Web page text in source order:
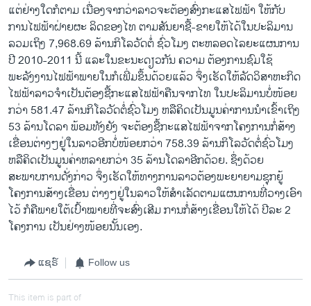
ແຕ່ຢ່າງໃດກໍຕາມ ເນື່ອງຈາກວ່າລາວຈະຕ້ອງສົ່ງກະແສໄຟຟ້າ ໃຫ້ກັບ
ການໄຟຟ້າຝ່າຍຜະ ລິດຂອງໄທ ຕາມສັນຍາຊື້-ຂາຍໃຫ້ໄດ້ໃນປະລິມານ
ລວມເຖິງ 7,968.69 ລ້ານກິໂລວັດຕໍ່ ຊົ່ວໂມງ ຕະຫລອດໄລຍະແຜນການ
ປີ 2010-2011 ນີ້ ແລະໃນຂະນະດຽວກັນ ຄວາມ ຕ້ອງການຊົມໃຊ້
ພະລັງງານໄຟຟ້າພາຍໃນກໍເພີ່ມຂຶ້ນດ້ວຍແລ້ວ ຈຶ່ງເຮັດໃຫ້ລັດວິສາຫະກິດ
ໄຟຟ້າລາວຈໍາເປັນຕ້ອງຊື້ກະແສໄຟຟ້າຄືນຈາກໄທ ໃນປະລິມານບໍ່ໜ້ອຍ
ກວ່າ 581.47 ລ້ານກິໂລວັດຕໍ່ຊົ່ວໂມງ ຫລືຄິດເປັນມູນຄ່າການນໍາເຂົ້າເຖິງ
53 ລ້ານໂດລາ ພ້ອມທັງຍັງ ຈະຕ້ອງຊື້ກະແສໄຟຟ້າຈາກໂຄງການກໍ່ສ້າງ
ເຂື່ອນຕ່າງໆຢູ່ໃນລາວອີກບໍ່ໜ້ອຍກວ່າ 758.39 ລ້ານກິໂລວັດຕໍ່ຊົ່ວໂມງ
ຫລືຄິດເປັນມູນຄ່າຫລາຍກວ່າ 35 ລ້ານໂດລາອີກດ້ວຍ. ຊຶ່ງດ້ວຍ
ສະພາບການດັ່ງກ່າວ ຈຶ່ງເຮັດໃຫ້ທາງການລາວຕ້ອງພະຍາຍາມຊຸກຍູ້
ໂຄງການສ້າງເຂື່ອນ ຕ່າງໆຢູ່ໃນລາວໃຫ້ສໍາເລັດຕາມແຜນການທີ່ວາງເອົາ
ໄວ້ ກໍຄືພາຍໃຕ້ເປົ້າໝາຍທີ່ຈະສົ່ງເສີມ ການກໍ່ສ້າງເຂື່ອນໃຫ້ໄດ້ ປີລະ 2
ໂຄງການ ເປັນຢ່າງໜ້ອຍນັ້ນເອງ.
ແຊຣ໌ Follow us
This item is part of